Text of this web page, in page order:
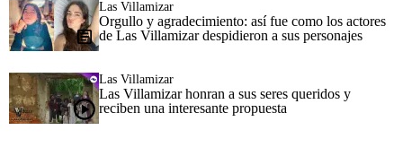
Las Villamizar
Orgullo y agradecimiento: así fue como los actores
de Las Villamizar despidieron a sus personajes
Las Villamizar
Las Villamizar honran a sus seres queridos y
reciben una interesante propuesta